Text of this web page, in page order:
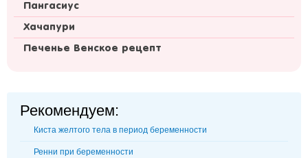
Пангасиус
Хачапури
Печенье Венское рецепт
Рекомендуем:
Киста желтого тела в период беременности
Ренни при беременности